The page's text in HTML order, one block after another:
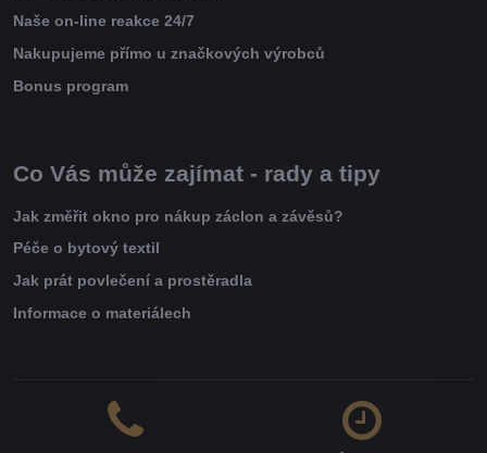
Naše on-line reakce 24/7
Nakupujeme přímo u značkových výrobců
Bonus program
Co Vás může zajímat - rady a tipy
Jak změřit okno pro nákup záclon a závěsů?
Péče o bytový textil
Jak prát povlečení a prostěradla
Informace o materiálech